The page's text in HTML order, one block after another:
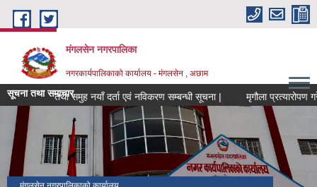
Skip to main content
मंगलसेन नगरपालिका
नगरकार्यपालिकाको कार्यालय - मंगलसेन , अछाम
सूचना तथा समाचार
फार्म तथा समुह नयाँ दर्ता एवं नविकरण सम्बन्धी सूचना |